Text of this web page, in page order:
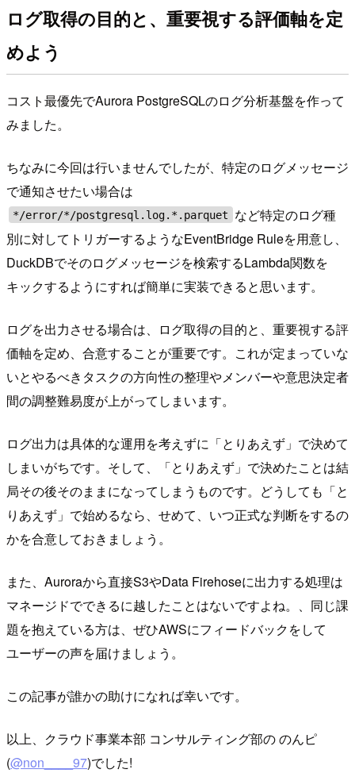
ログ取得の目的と、重要視する評価軸を定
めよう
コスト最優先でAurora PostgreSQLのログ分析基盤を作って
みました。
ちなみに今回は行いませんでしたが、特定のログメッセージ
で通知させたい場合は
*/error/*/postgresql.log.*.parquet
など特定のログ種
別に対してトリガーするようなEventBridge Ruleを用意し、
DuckDBでそのログメッセージを検索するLambda関数を
キックするようにすれば簡単に実装できると思います。
ログを出力させる場合は、ログ取得の目的と、重要視する評
価軸を定め、合意することが重要です。これが定まっていな
いとやるべきタスクの方向性の整理やメンバーや意思決定者
間の調整難易度が上がってしまいます。
ログ出力は具体的な運用を考えずに「とりあえず」で決めて
しまいがちです。そして、「とりあえず」で決めたことは結
局その後そのままになってしまうものです。どうしても「と
りあえず」で始めるなら、せめて、いつ正式な判断をするの
かを合意しておきましょう。
また、Auroraから直接S3やData Firehoseに出力する処理は
マネージドでできるに越したことはないですよね。、同じ課
題を抱えている方は、ぜひAWSにフィードバックをして
ユーザーの声を届けましょう。
この記事が誰かの助けになれば幸いです。
以上、クラウド事業本部 コンサルティング部の のんピ
(@non____97)でした!